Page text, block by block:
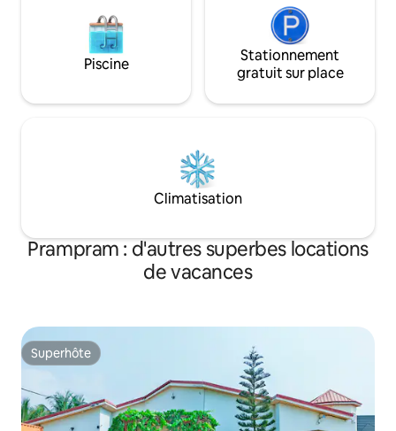
Piscine
Stationnement
gratuit sur place
Climatisation
Prampram : d'autres superbes locations
de vacances
Superhôte
Superhôte